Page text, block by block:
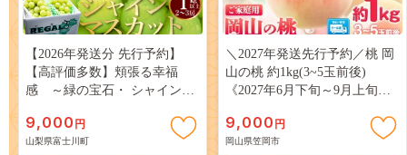
【2026年発送分 先行予約】
【高評価多数】頬張る幸福
感 ～緑の宝石・ シャインマ
３房） フルーツ 山梨県産 果
物 くだもの シャイン マスカ
9,000 円
山梨県富士川町
＼2027年発送先行予約／桃 岡
山の桃 約1kg(3~5玉前後)
《2027年6月下旬～9月上旬頃
岡山 はくとう スイーツ フル
ーツ 果物 デザート 旬 モモ も
9,000 円
岡山県笠岡市